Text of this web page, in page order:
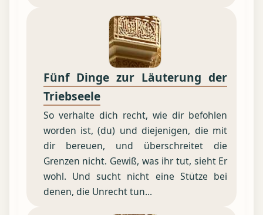
Fünf Dinge zur Läuterung der
Triebseele
So verhalte dich recht, wie dir befohlen
worden ist, (du) und diejenigen, die mit
dir bereuen, und überschreitet die
Grenzen nicht. Gewiß, was ihr tut, sieht Er
wohl. Und sucht nicht eine Stütze bei
denen, die Unrecht tun...